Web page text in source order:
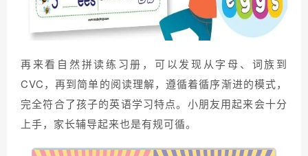
再来看自然拼读练习册，可以发现从字母、词族到
CVC，再到简单的阅读理解，遵循着循序渐进的模式，
完全符合了孩子的英语学习特点。小朋友用起来会十分
上手，家长辅导起来也是有规可循。